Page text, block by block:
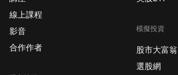
線上課程
影音
合作作者
模擬投資
股市大富翁
選股網